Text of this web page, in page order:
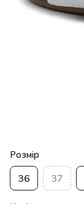
Розмір
36 37